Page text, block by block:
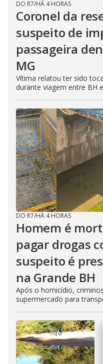
DO R7/HÁ 4 HORAS
Coronel da
suspeito de
passageira
MG
Vítima relatou ter sido
durante viagem entre BH
DO R7/HÁ 4 HORAS
Homem é
pagar drogas
suspeito é
na Grande BH
Após o homicídio,
supermercado para